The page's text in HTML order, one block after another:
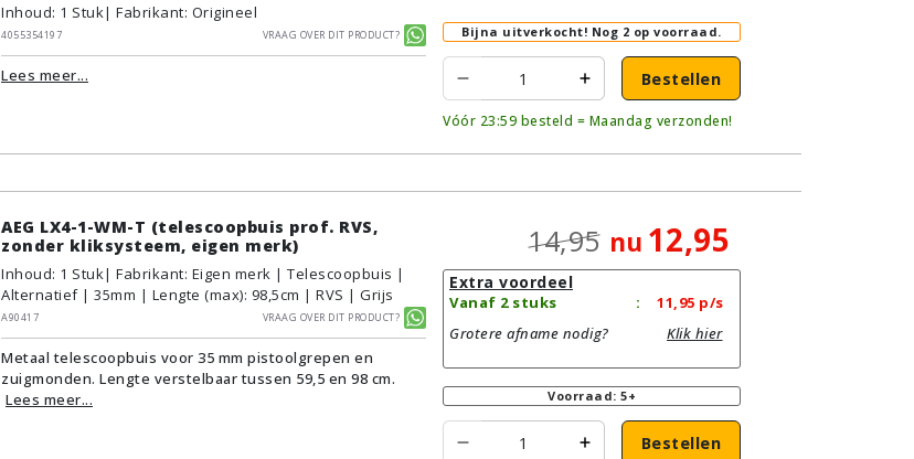
Inhoud: 1 Stuk| Fabrikant: Origineel
4055354197
Vraag over dit product?
Lees meer...
Bijna uitverkocht! Nog 2 op voorraad.
Bestellen
Vóór 23:59 besteld = Maandag verzonden!
AEG LX4-1-WM-T (telescoopbuis prof. RVS,
zonder kliksysteem, eigen merk)
Inhoud: 1 Stuk| Fabrikant: Eigen merk | Telescoopbuis |
Alternatief | 35mm | Lengte (max): 98,5cm | RVS | Grijs
A90417
Vraag over dit product?
Metaal telescoopbuis voor 35 mm pistoolgrepen en
zuigmonden. Lengte verstelbaar tussen 59,5 en 98 cm.
Lees meer...
14,95 nu 12,95
Extra voordeel
Vanaf 2 stuks : 11,95 p/s
Grotere afname nodig?
Klik hier
Voorraad: 5+
Bestellen